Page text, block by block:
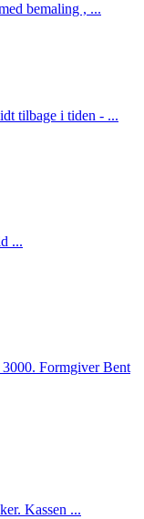
bemaling , ...
tilbage i tiden - ...
...
Formgiver Bent
Kassen ...